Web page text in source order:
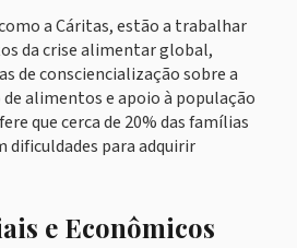
a Cáritas, estão a trabalhar
da crise alimentar global,
de consciencialização sobre a
alimentos e apoio à população
que cerca de 20% das famílias
para adquirir
e Econômicos